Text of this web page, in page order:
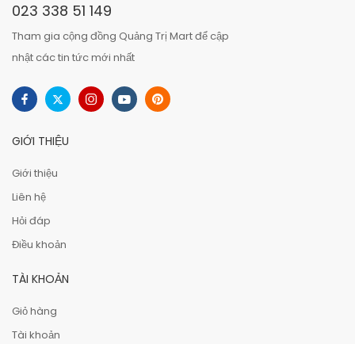
023 338 51 149
Tham gia cộng đồng Quảng Trị Mart để cập
nhật các tin tức mới nhất
GIỚI THIỆU
Giới thiệu
Liên hệ
Hỏi đáp
Điều khoản
TÀI KHOẢN
Giỏ hàng
Tài khoản